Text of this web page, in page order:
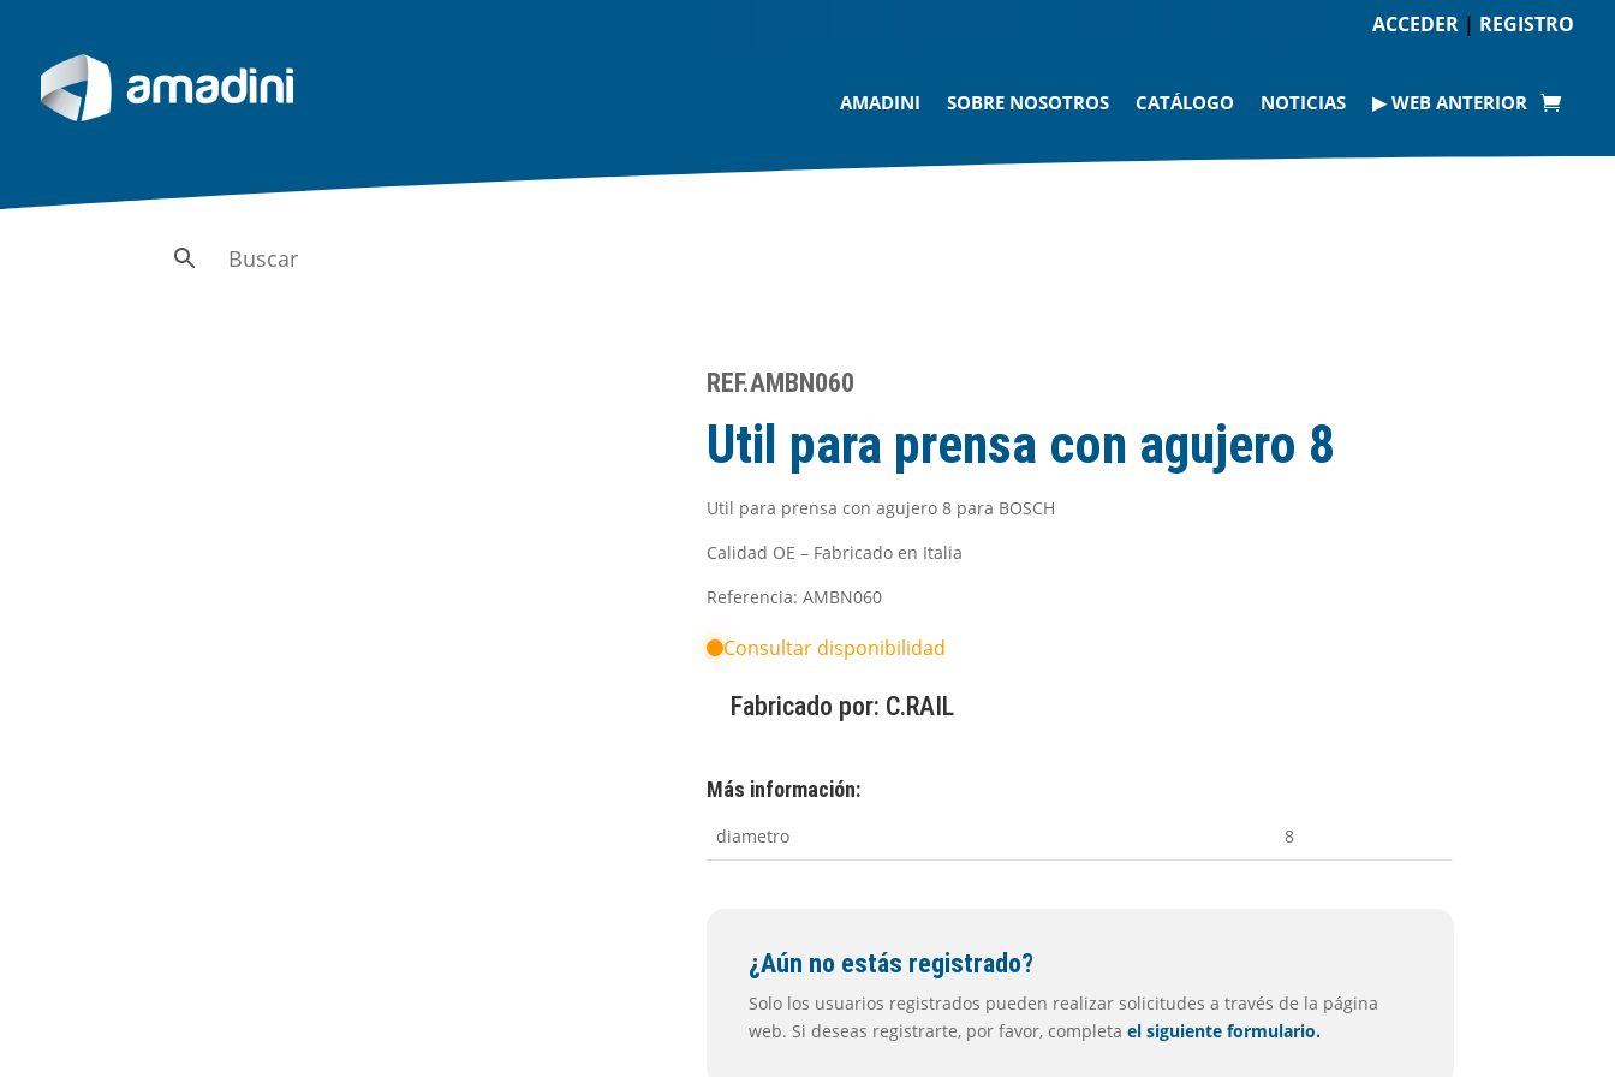
ACCEDER | REGISTRO
AMADINI SOBRE NOSOTROS CATÁLOGO NOTICIAS ▶ WEB ANTERIOR
REF.AMBN060
Util para prensa con agujero 8
Util para prensa con agujero 8 para BOSCH
Calidad OE – Fabricado en Italia
Referencia: AMBN060
Consultar disponibilidad
Fabricado por: C.RAIL
Más información:
diametro 8
¿Aún no estás registrado?
Solo los usuarios registrados pueden realizar solicitudes a través de la página
web. Si deseas registrarte, por favor, completael siguiente formulario.